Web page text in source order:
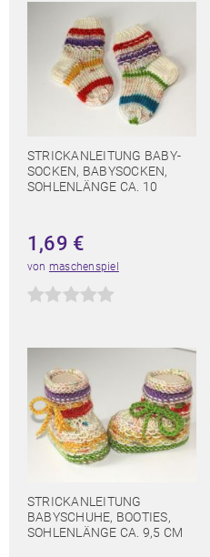
STRICKANLEITUNG BABY-
SOCKEN, BABYSOCKEN,
SOHLENLÄNGE CA. 10
1,69 €
von maschenspiel
STRICKANLEITUNG
BABYSCHUHE, BOOTIES,
SOHLENLÄNGE CA. 9,5 CM